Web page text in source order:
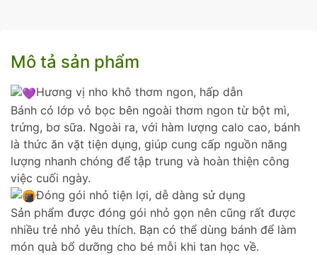
Mô tả sản phẩm
Hương vị nho khô thơm ngon, hấp dẫn
Bánh có lớp vỏ bọc bên ngoài thơm ngon từ bột mì,
trứng, bơ sữa. Ngoài ra, với hàm lượng calo cao, bánh
là thức ăn vặt tiện dụng, giúp cung cấp nguồn năng
lượng nhanh chóng để tập trung và hoàn thiện công
việc cuối ngày.
Đóng gói nhỏ tiện lợi, dễ dàng sử dụng
Sản phẩm được đóng gói nhỏ gọn nên cũng rất được
nhiều trẻ nhỏ yêu thích. Bạn có thể dùng bánh để làm
món quà bổ dưỡng cho bé mỗi khi tan học về.